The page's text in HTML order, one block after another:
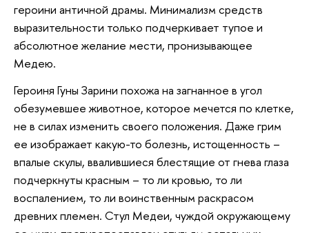
героини античной драмы. Минимализм средств
выразительности только подчеркивает тупое и
абсолютное желание мести, пронизывающее
Медею.
Героиня Гуны Зарини похожа на загнанное в угол
обезумевшее животное, которое мечется по клетке,
не в силах изменить своего положения. Даже грим
ее изображает какую-то болезнь, истощенность –
впалые скулы, ввалившиеся блестящие от гнева глаза
подчеркнуты красным – то ли кровью, то ли
воспалением, то ли воинственным раскрасом
древних племен. Стул Медеи, чуждой окружающему